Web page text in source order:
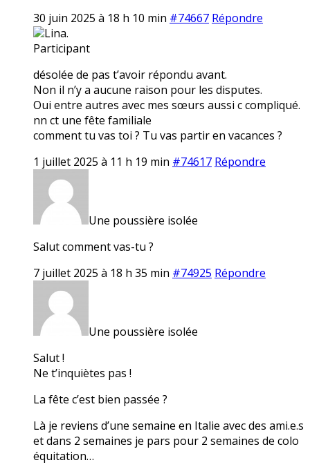
30 juin 2025 à 18 h 10 min #74667 Répondre
Lina.
Participant
désolée de pas t’avoir répondu avant.
Non il n’y a aucune raison pour les disputes.
Oui entre autres avec mes sœurs aussi c compliqué.
nn ct une fête familiale
comment tu vas toi ? Tu vas partir en vacances ?
1 juillet 2025 à 11 h 19 min #74617 Répondre
Une poussière isolée
Salut comment vas-tu ?
7 juillet 2025 à 18 h 35 min #74925 Répondre
Une poussière isolée
Salut !
Ne t’inquiètes pas !
La fête c’est bien passée ?
Là je reviens d’une semaine en Italie avec des ami.e.s
et dans 2 semaines je pars pour 2 semaines de colo
équitation…